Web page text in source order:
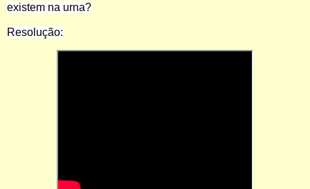
existem na urna?
Resolução: